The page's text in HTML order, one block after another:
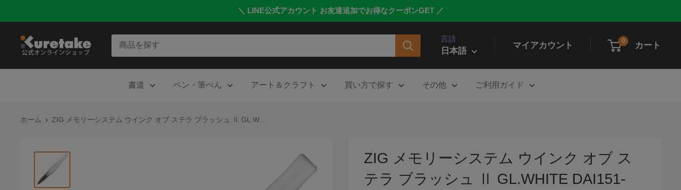
ン
＼ LINE公式アカウント お友達追加でお得なクーポンGET ／
呉
竹
公
ン
言語
日本語
マイアカウント 0 カート
書道 ペン・筆ぺん アート＆クラフト 買い方で探す その他 ご利用ガイド
ホーム ZIG メモリーシステム ウインク オブ ステラ ブラッシュ Ⅱ GL.W...
ZIG メモリーシステム ウインク オブ ス
テラ ブラッシュ Ⅱ GL.WHITE DAI151-